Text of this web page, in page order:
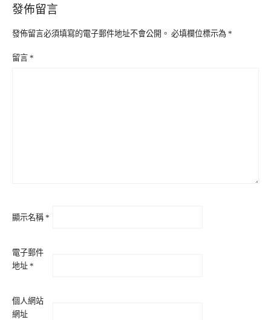
發佈留言
發佈留言必須填寫的電子郵件地址不會公開。 必填欄位標示為 *
留言 *
顯示名稱 *
電子郵件
地址 *
個人網站
網址